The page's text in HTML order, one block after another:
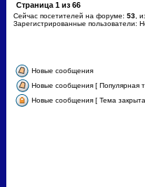
Страница 1 из 66
Сейчас посетителей на форуме: 53 ,
Зарегистрированные пользователи:
Новые сообщения
Новые сообщения [ Популярная
Новые сообщения [ Тема